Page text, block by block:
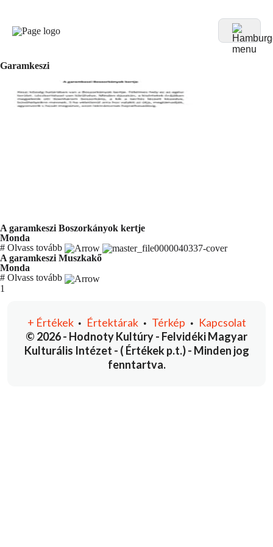
Garamkeszi
A garamkeszi Boszorkányok kertje
Monda
# Olvass tovább
A garamkeszi Muszkakő
Monda
# Olvass tovább
You're currently reading page
1
© 2026 - Hodnoty Kultúry - Felvidéki Magyar
Kulturális Intézet - ( Értékek p.t.) - Minden jog
fenntartva.
+ Értékek • Értektárak• Térkép • Kapcsolat